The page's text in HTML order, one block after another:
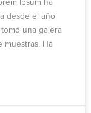
Ipsum ha
desde el año
una galera
Ha